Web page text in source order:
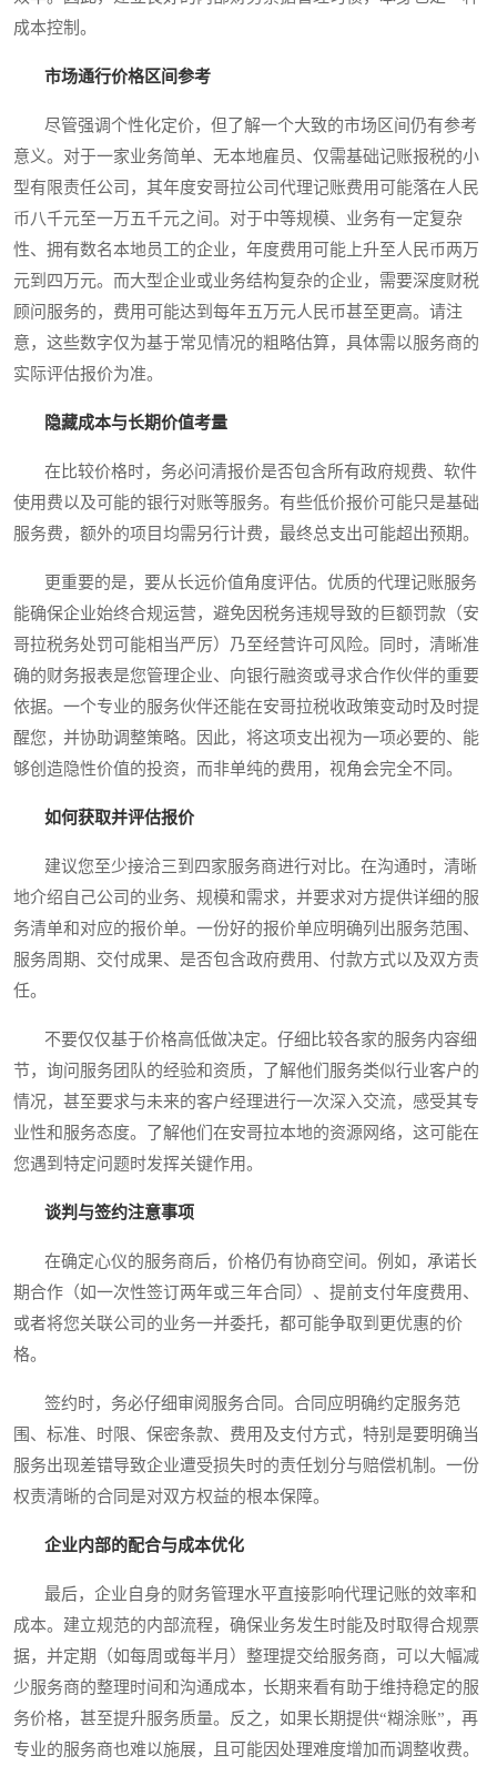
成本控制。
市场通行价格区间参考
尽管强调个性化定价，但了解一个大致的市场区间仍有参考
意义。对于一家业务简单、无本地雇员、仅需基础记账报税的小
型有限责任公司，其年度安哥拉公司代理记账费用可能落在人民
币八千元至一万五千元之间。对于中等规模、业务有一定复杂
性、拥有数名本地员工的企业，年度费用可能上升至人民币两万
元到四万元。而大型企业或业务结构复杂的企业，需要深度财税
顾问服务的，费用可能达到每年五万元人民币甚至更高。请注
意，这些数字仅为基于常见情况的粗略估算，具体需以服务商的
实际评估报价为准。
隐藏成本与长期价值考量
在比较价格时，务必问清报价是否包含所有政府规费、软件
使用费以及可能的银行对账等服务。有些低价报价可能只是基础
服务费，额外的项目均需另行计费，最终总支出可能超出预期。
更重要的是，要从长远价值角度评估。优质的代理记账服务
能确保企业始终合规运营，避免因税务违规导致的巨额罚款（安
哥拉税务处罚可能相当严厉）乃至经营许可风险。同时，清晰准
确的财务报表是您管理企业、向银行融资或寻求合作伙伴的重要
依据。一个专业的服务伙伴还能在安哥拉税收政策变动时及时提
醒您，并协助调整策略。因此，将这项支出视为一项必要的、能
够创造隐性价值的投资，而非单纯的费用，视角会完全不同。
如何获取并评估报价
建议您至少接洽三到四家服务商进行对比。在沟通时，清晰
地介绍自己公司的业务、规模和需求，并要求对方提供详细的服
务清单和对应的报价单。一份好的报价单应明确列出服务范围、
服务周期、交付成果、是否包含政府费用、付款方式以及双方责
任。
不要仅仅基于价格高低做决定。仔细比较各家的服务内容细
节，询问服务团队的经验和资质，了解他们服务类似行业客户的
情况，甚至要求与未来的客户经理进行一次深入交流，感受其专
业性和服务态度。了解他们在安哥拉本地的资源网络，这可能在
您遇到特定问题时发挥关键作用。
谈判与签约注意事项
在确定心仪的服务商后，价格仍有协商空间。例如，承诺长
期合作（如一次性签订两年或三年合同）、提前支付年度费用、
或者将您关联公司的业务一并委托，都可能争取到更优惠的价
格。
签约时，务必仔细审阅服务合同。合同应明确约定服务范
围、标准、时限、保密条款、费用及支付方式，特别是要明确当
服务出现差错导致企业遭受损失时的责任划分与赔偿机制。一份
权责清晰的合同是对双方权益的根本保障。
企业内部的配合与成本优化
最后，企业自身的财务管理水平直接影响代理记账的效率和
成本。建立规范的内部流程，确保业务发生时能及时取得合规票
据，并定期（如每周或每半月）整理提交给服务商，可以大幅减
少服务商的整理时间和沟通成本，长期来看有助于维持稳定的服
务价格，甚至提升服务质量。反之，如果长期提供“糊涂账”，再
专业的服务商也难以施展，且可能因处理难度增加而调整收费。